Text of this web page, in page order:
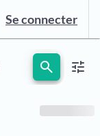
Se connecter
search tune